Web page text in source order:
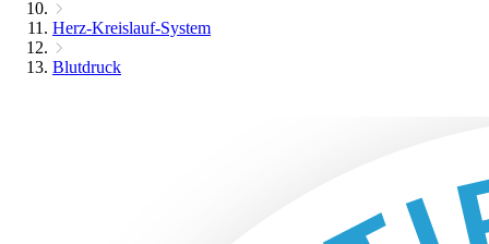
Herz-Kreislauf-System
Blutdruck